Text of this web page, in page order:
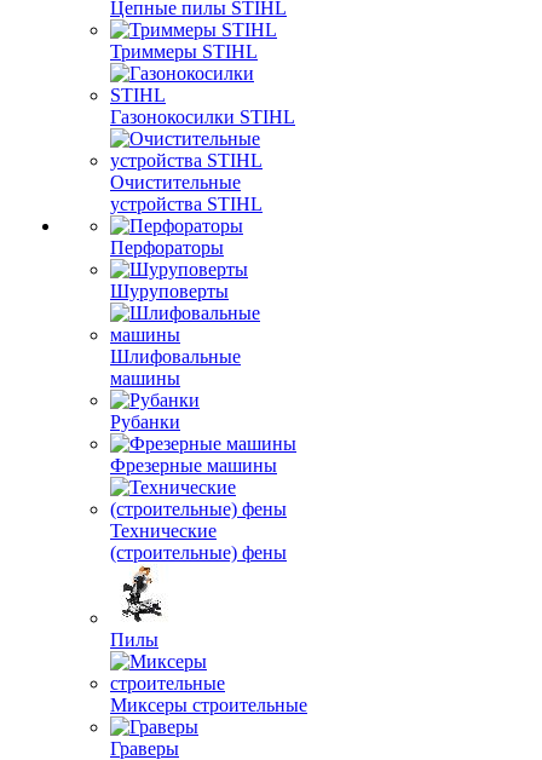
Цепные пилы STIHL
Триммеры STIHL
Газонокосилки STIHL
Очистительные
устройства STIHL
Перфораторы
Шуруповерты
Шлифовальные
машины
Рубанки
Фрезерные машины
Технические
(строительные) фены
Пилы
Миксеры строительные
Граверы